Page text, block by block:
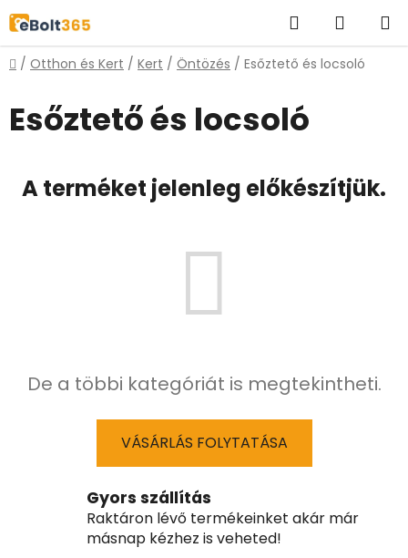
Ugrás
fő
tartalomhoz
KeresésKOSÁR
Kezdőlap
/ Otthon és Kert / Kert / Öntözés / Esőztető és locsoló
Esőztető és locsoló
A terméket jelenleg előkészítjük.
De a többi kategóriát is megtekintheti.
VÁSÁRLÁS FOLYTATÁSA
Gyors szállítás
Raktáron lévő termékeinket akár már
másnap kézhez is veheted!